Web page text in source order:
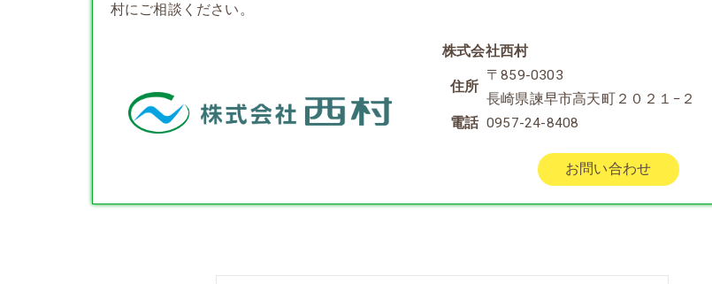
村にご相談ください。
株式会社西村
住所
〒859-0303
長崎県諫早市高天町２０２１−２
電話 0957-24-8408
お問い合わせ